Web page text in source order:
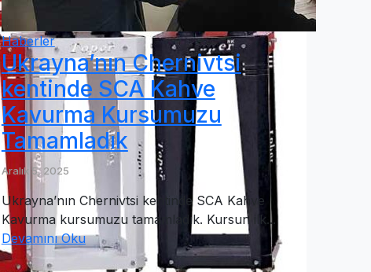
Haberler
Ukrayna’nın Chernivtsi
kentinde SCA Kahve
Kavurma Kursumuzu
Tamamladık
Aralık 5, 2025
Ukrayna’nın Chernivtsi kentinde SCA Kahve
Kavurma kursumuzu tamamladık. Kursun ilk...
Devamını Oku